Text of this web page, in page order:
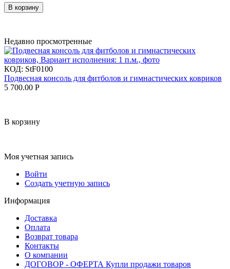
В корзину
Недавно просмотренные
КОД: StF0100
Подвесная консоль для фитболов и гимнастических ковриков
5 700.00 Р
В корзину
Моя учетная запись
Войти
Создать учетную запись
Информация
Доставка
Оплата
Возврат товара
Контакты
О компании
ДОГОВОР - ОФЕРТА Купли продажи товаров